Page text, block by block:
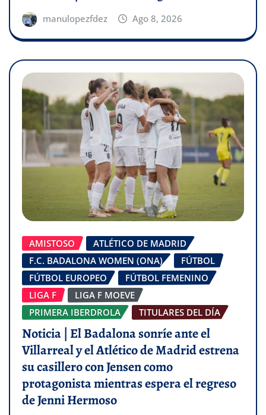
manulopezfdez Ago 8, 2026
AMISTOSO
ATLÉTICO DE MADRID
F.C. BADALONA WOMEN (ONA)
FÚTBOL
FÚTBOL EUROPEO
FÚTBOL FEMENINO
LIGA F
LIGA F MOEVE
PRIMERA IBERDROLA
TITULARES DEL DÍA
Noticia | El Badalona sonríe ante el
Villarreal y el Atlético de Madrid estrena
su casillero con Jensen como
protagonista mientras espera el regreso
de Jenni Hermoso